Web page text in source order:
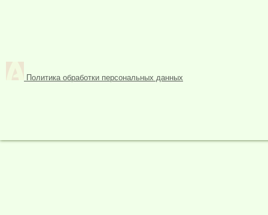
Политика обработки персональных данных